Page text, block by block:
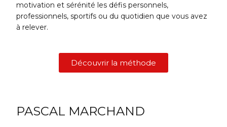
motivation et sérénité les défis personnels,
professionnels, sportifs ou du quotidien que vous avez
à relever.
Découvrir la méthode
PASCAL MARCHAND